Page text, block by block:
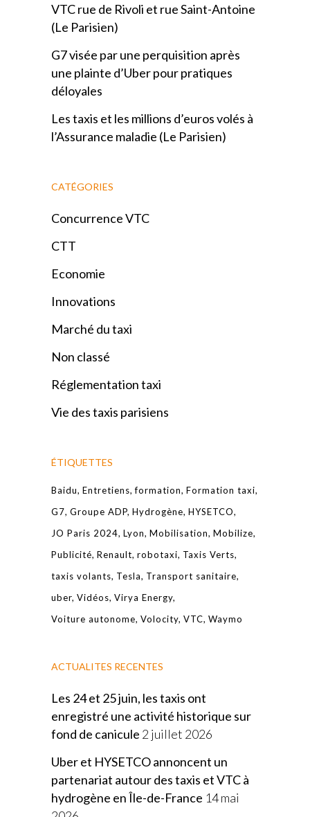
VTC rue de Rivoli et rue Saint-Antoine
(Le Parisien)
G7 visée par une perquisition après
une plainte d’Uber pour pratiques
déloyales
Les taxis et les millions d’euros volés à
l’Assurance maladie (Le Parisien)
CATÉGORIES
Concurrence VTC
CTT
Economie
Innovations
Marché du taxi
Non classé
Réglementation taxi
Vie des taxis parisiens
ÉTIQUETTES
Baidu Entretiens formation Formation taxi
G7 Groupe ADP Hydrogène HYSETCO
JO Paris 2024 Lyon Mobilisation Mobilize
Publicité Renault robotaxi Taxis Verts
taxis volants Tesla
Transport sanitaire
uber Vidéos Virya Energy
Voiture autonome Volocity VTC Waymo
ACTUALITES RECENTES
Les 24 et 25 juin, les taxis ont
enregistré une activité historique sur
fond de canicule 2 juillet 2026
Uber et HYSETCO annoncent un
partenariat autour des taxis et VTC à
hydrogène en Île-de-France 14 mai